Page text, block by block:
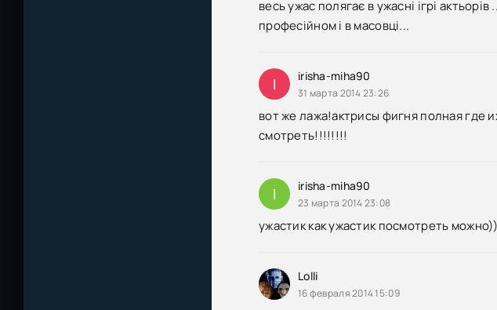
весь ужас полягає в ужасні ігрі
професійном і в масовці...
I irisha-miha90
31 марта 2014 23:26
вот же лажа!актрисы фигня полная где
смотреть!!!!!!!!
I irisha-miha90
23 марта 2014 23:08
ужастик как ужастик посмотреть
Lolli
16 февраля 2014 15:09